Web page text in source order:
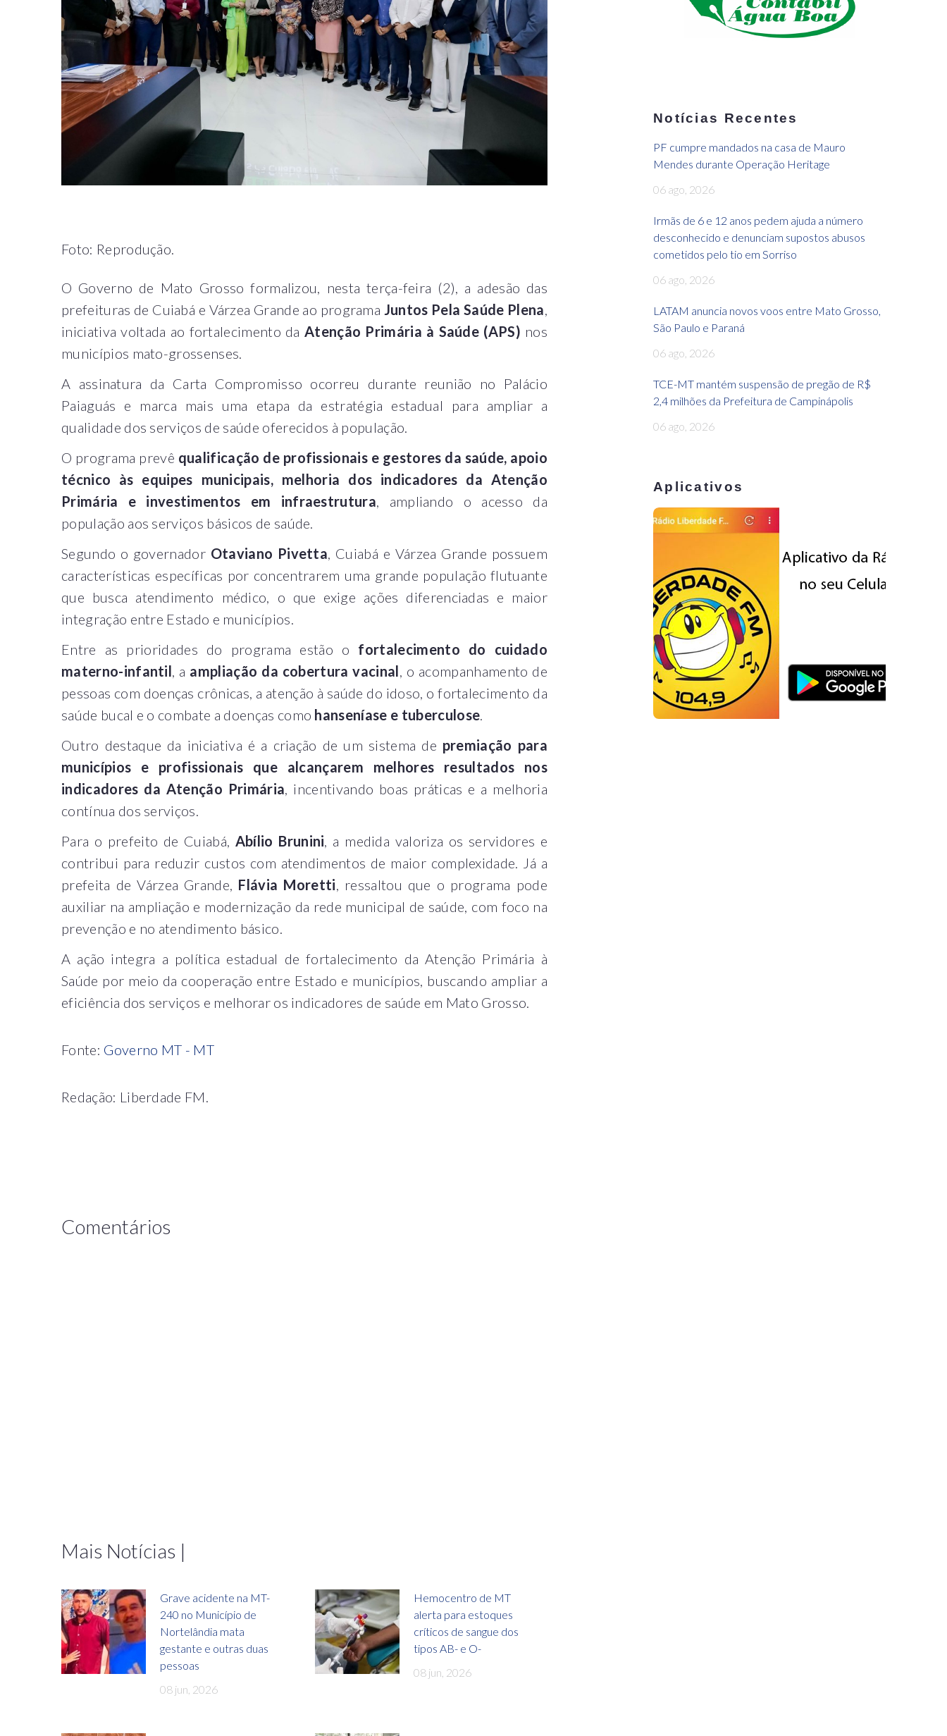
Foto: Reprodução.
O Governo de Mato Grosso formalizou, nesta terça-feira (2), a adesão das
prefeituras de Cuiabá e Várzea Grande ao programa Juntos Pela Saúde Plena
iniciativa voltada ao fortalecimento da Atenção Primária à Saúde (APS) nos
municípios mato-grossenses.
A assinatura da Carta Compromisso ocorreu durante reunião no Palácio
Paiaguás e marca mais uma etapa da estratégia estadual para ampliar a
qualidade dos serviços de saúde oferecidos à população.
O programa prevê qualificação de profissionais e gestores da saúde, apoio
técnico às equipes municipais, melhoria dos indicadores da Atenção
Primária e investimentos em infraestrutura , ampliando o acesso da
população aos serviços básicos de saúde.
Segundo o governador Otaviano Pivetta , Cuiabá e Várzea Grande possuem
características específicas por concentrarem uma grande população flutuante
que busca atendimento médico, o que exige ações diferenciadas e maior
integração entre Estado e municípios.
Entre as prioridades do programa estão o fortalecimento do cuidado
materno-infantil , a ampliação da cobertura vacinal , o acompanhamento de
pessoas com doenças crônicas, a atenção à saúde do idoso, o fortalecimento da
saúde bucal e o combate a doenças como hanseníase e tuberculose
Outro destaque da iniciativa é a criação de um sistema de premiação para
municípios e profissionais que alcançarem melhores resultados nos
indicadores da Atenção Primária , incentivando boas práticas e a melhoria
contínua dos serviços.
Para o prefeito de Cuiabá, Abílio Brunini , a medida valoriza os servidores e
contribui para reduzir custos com atendimentos de maior complexidade. Já a
prefeita de Várzea Grande, Flávia Moretti , ressaltou que o programa pode
auxiliar na ampliação e modernização da rede municipal de saúde, com foco na
prevenção e no atendimento básico.
A ação integra a política estadual de fortalecimento da Atenção Primária à
Saúde por meio da cooperação entre Estado e municípios, buscando ampliar a
eficiência dos serviços e melhorar os indicadores de saúde em Mato Grosso.
Fonte: Governo MT - MT
Redação: Liberdade FM.
Comentários
Mais Notícias |
Grave acidente na MT-
240 no Município de
Nortelândia mata
gestante e outras duas
pessoas
08 jun, 2026
Hemocentro de MT
alerta para estoques
críticos de sangue dos
tipos AB- e O-
08 jun, 2026
Notícias Recentes
PF cumpre mandados na casa de Mauro
Mendes durante Operação Heritage
06 ago, 2026
Irmãs de 6 e 12 anos pedem ajuda a número
desconhecido e denunciam supostos abusos
cometidos pelo tio em Sorriso
06 ago, 2026
LATAM anuncia novos voos entre Mato Grosso,
São Paulo e Paraná
06 ago, 2026
TCE-MT mantém suspensão de pregão de R$
2,4 milhões da Prefeitura de Campinápolis
06 ago, 2026
Aplicativos